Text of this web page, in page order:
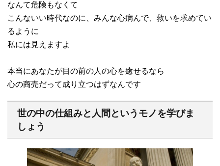
なんて危険もなくて
こんないい時代なのに、みんな心病んで、救いを求めてい
るように
私には見えますよ
本当にあなたが目の前の人の心を癒せるなら
心の商売だって成り立つはずなんです
世の中の仕組みと人間というモノを学びま
しょう